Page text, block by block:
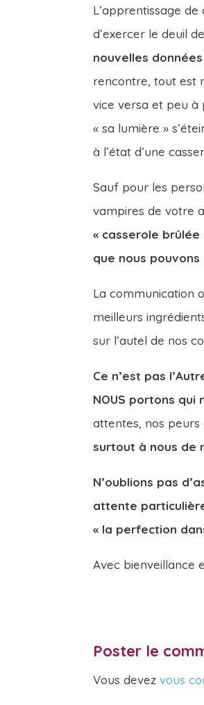
L’apprentissage
d’exercer le deuil
nouvelles
rencontre, tout est
vice versa et peu
« sa lumière »
à l’état d’une
Sauf pour les
vampires de votre
« casserole
que nous
La communication
meilleurs
sur l’autel de nos
Ce n’est pas
NOUS portons qui
attentes, nos
surtout à nous de
N’oublions pas
attente
« la perfection
Avec bienveillance
Poster le
Vous devezvous